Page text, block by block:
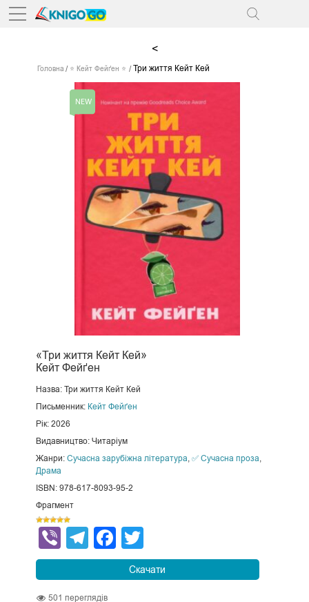
<
Головна ⭐ Кейт Фейґен ⭐ Три життя Кейт Кей
«Три життя Кейт Кей»
Кейт Фейґен
Назва: Три життя Кейт Кей
Письменник: Кейт Фейґен
Рік: 2026
Видавництво: Читаріум
Жанри: Сучасна зарубіжна література, ✅ Сучасна проза,
Драма
ISBN: 978-617-8093-95-2
Фрагмент
ViberTelegram
Facebook
Скачати
501 переглядів